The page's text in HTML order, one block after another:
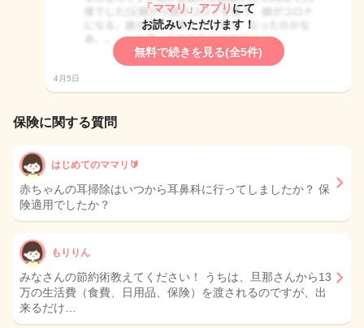
「ママリ」アプリ にて
お読みいただけます！
無料で続きを見る(全5件)
4月5日
保険に関する質問
はじめてのママリ🔰
赤ちゃんの耳掃除はいつから耳鼻科に行ってしましたか？ 保
険適用でしたか？
もりりん
みなさんの節約術教えてください！ うちは、旦那さんから13
万の生活費（食費、日用品、保険）を渡されるのですが、出
来るだけ…